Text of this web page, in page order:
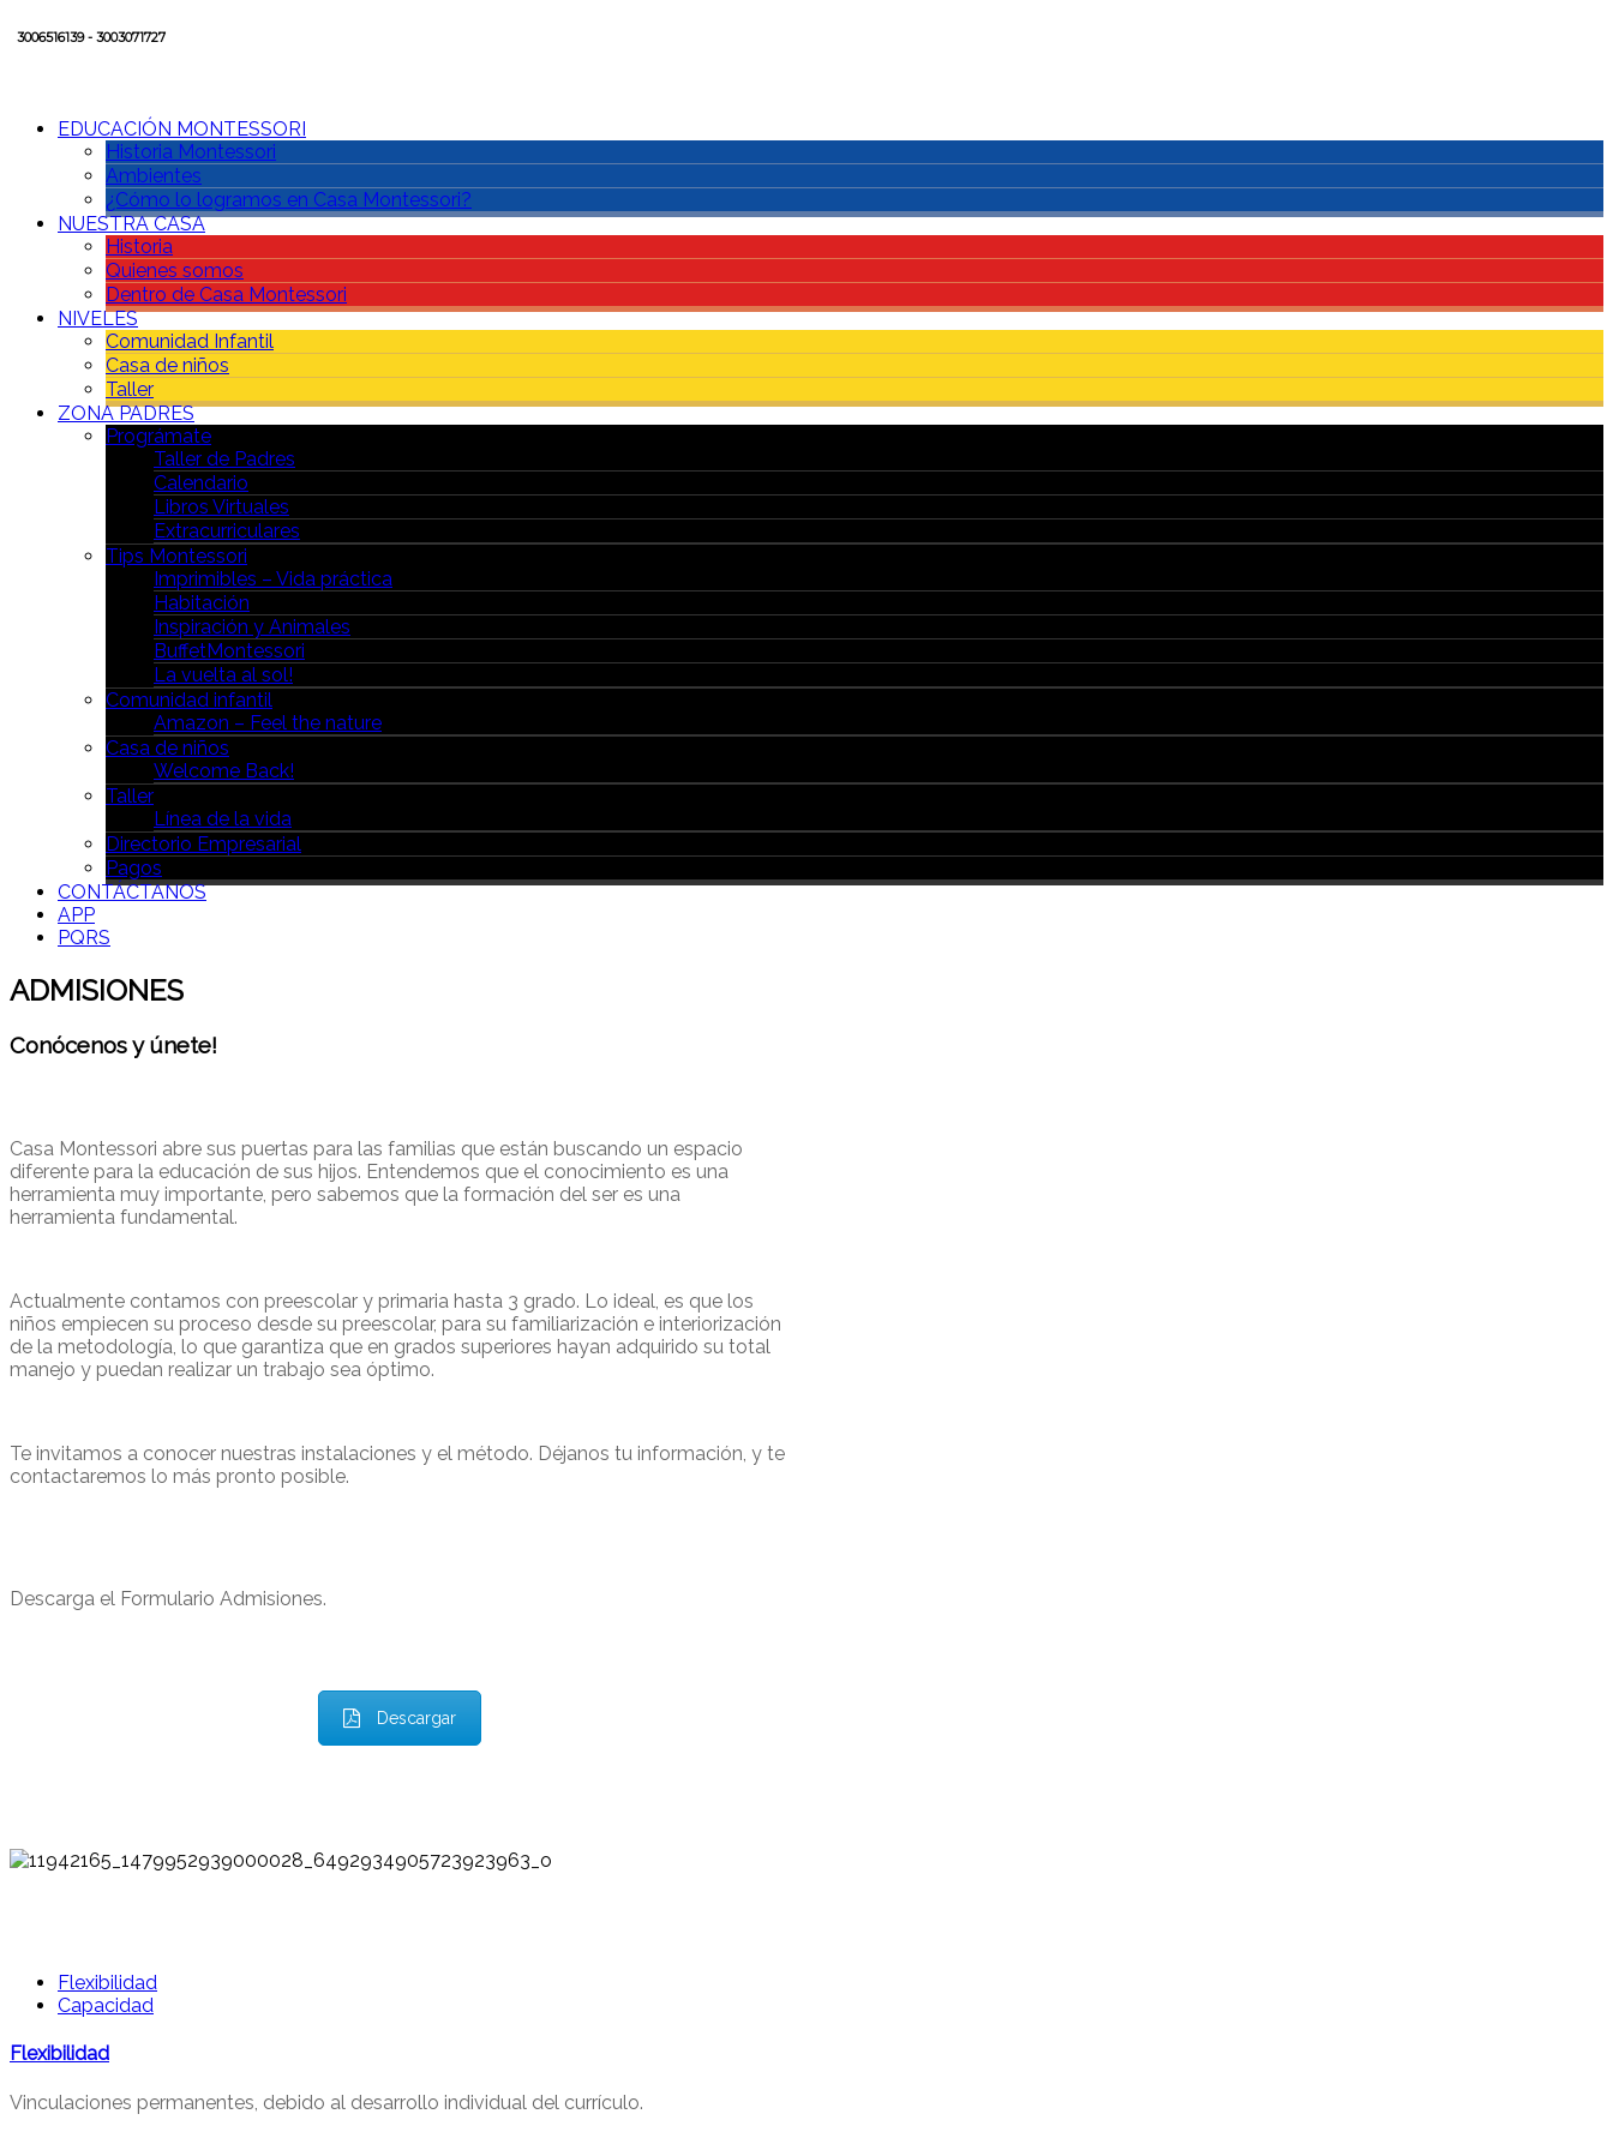
3006516139 - 3003071727
EDUCACIÓN MONTESSORI
Historia Montessori
Ambientes
¿Cómo lo logramos en Casa Montessori?
NUESTRA CASA
Historia
Quienes somos
Dentro de Casa Montessori
NIVELES
Comunidad Infantil
Casa de niños
Taller
ZONA PADRES
Prográmate
Taller de Padres
Calendario
Libros Virtuales
Extracurriculares
Tips Montessori
Imprimibles – Vida práctica
Habitación
Inspiración y Animales
BuffetMontessori
La vuelta al sol!
Comunidad infantil
Amazon – Feel the nature
Casa de niños
Welcome Back!
Taller
Línea de la vida
Directorio Empresarial
Pagos
CONTÁCTANOS
APP
PQRS
ADMISIONES
Conócenos y únete!
Casa Montessori abre sus puertas para las familias que están buscando un espacio
diferente para la educación de sus hijos. Entendemos que el conocimiento es una
herramienta muy importante, pero sabemos que la formación del ser es una
herramienta fundamental.
Actualmente contamos con preescolar y primaria hasta 3 grado. Lo ideal, es que los
niños empiecen su proceso desde su preescolar, para su familiarización e interiorización
de la metodología, lo que garantiza que en grados superiores hayan adquirido su total
manejo y puedan realizar un trabajo sea óptimo.
Te invitamos a conocer nuestras instalaciones y el método. Déjanos tu información, y te
contactaremos lo más pronto posible.
Descarga el Formulario Admisiones.
Descargar
Flexibilidad
Capacidad
Flexibilidad
Vinculaciones permanentes, debido al desarrollo individual del currículo.